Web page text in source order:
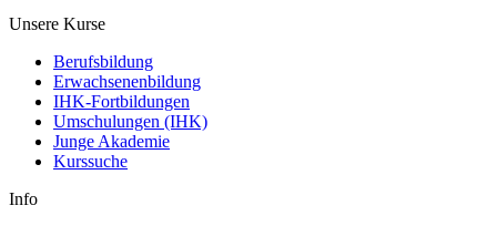
Unsere Kurse
Berufsbildung
Erwachsenenbildung
IHK-Fortbildungen
Umschulungen (IHK)
Junge Akademie
Kurssuche
Info